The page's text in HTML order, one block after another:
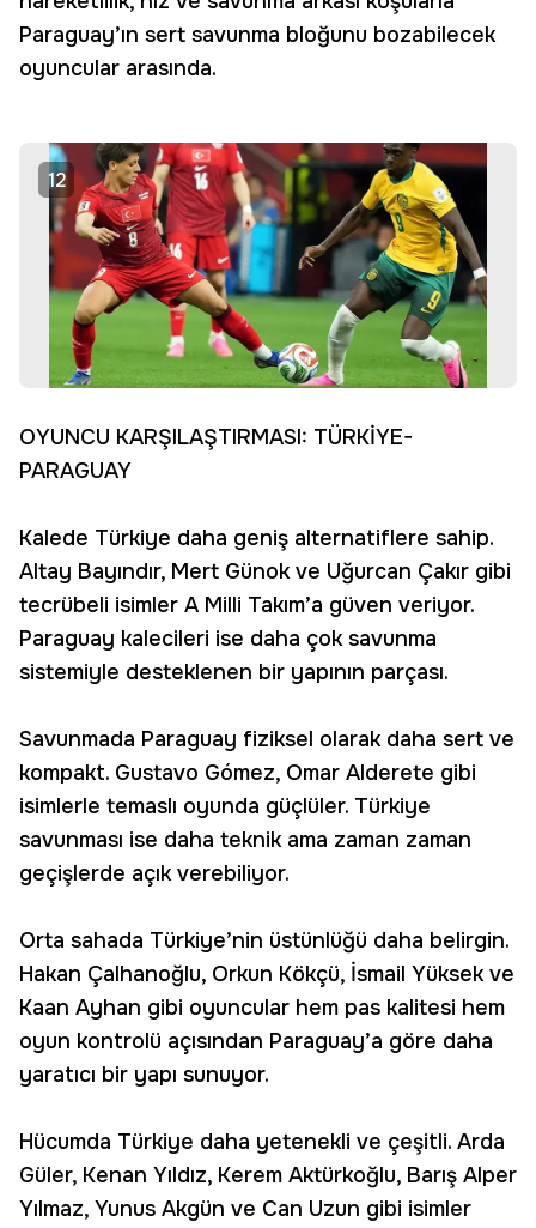
Paraguay’ın sert savunma bloğunu bozabilecek
oyuncular arasında.
12
OYUNCU KARŞILAŞTIRMASI: TÜRKİYE-
PARAGUAY
Kalede Türkiye daha geniş alternatiflere sahip.
Altay Bayındır, Mert Günok ve Uğurcan Çakır gibi
tecrübeli isimler A Milli Takım’a güven veriyor.
Paraguay kalecileri ise daha çok savunma
sistemiyle desteklenen bir yapının parçası.
Savunmada Paraguay fiziksel olarak daha sert ve
kompakt. Gustavo Gómez, Omar Alderete gibi
isimlerle temaslı oyunda güçlüler. Türkiye
savunması ise daha teknik ama zaman zaman
geçişlerde açık verebiliyor.
Orta sahada Türkiye’nin üstünlüğü daha belirgin.
Hakan Çalhanoğlu, Orkun Kökçü, İsmail Yüksek ve
Kaan Ayhan gibi oyuncular hem pas kalitesi hem
oyun kontrolü açısından Paraguay’a göre daha
yaratıcı bir yapı sunuyor.
Hücumda Türkiye daha yetenekli ve çeşitli. Arda
Güler, Kenan Yıldız, Kerem Aktürkoğlu, Barış Alper
Yılmaz, Yunus Akgün ve Can Uzun gibi isimler